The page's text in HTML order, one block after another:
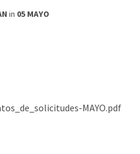
in 05 MAYO
MAYO.pdf